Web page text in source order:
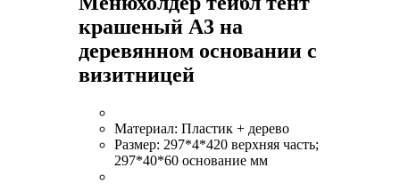
крашеный А3 на
деревянном основании с
визитницей
Материал: Пластик + дерево
Размер: 297*4*420 верхняя часть;
297*40*60 основание мм